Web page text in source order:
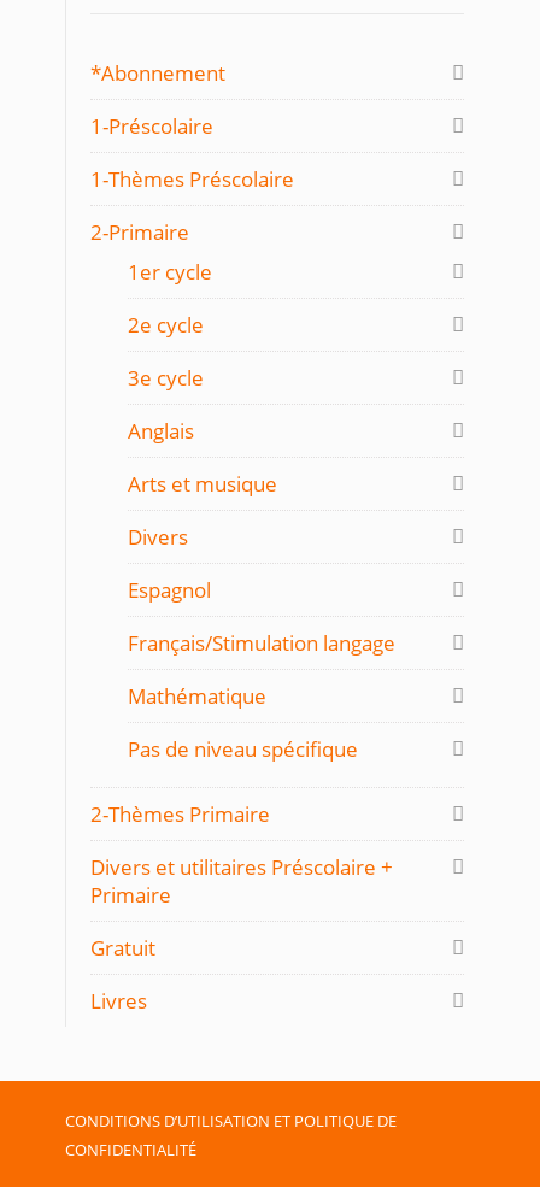
*Abonnement
1-Préscolaire
1-Thèmes Préscolaire
2-Primaire
1er cycle
2e cycle
3e cycle
Anglais
Arts et musique
Divers
Espagnol
Français/Stimulation langage
Mathématique
Pas de niveau spécifique
2-Thèmes Primaire
Divers et utilitaires Préscolaire +
Primaire
Gratuit
Livres
CONDITIONS D’UTILISATION ET POLITIQUE DE
CONFIDENTIALITÉ